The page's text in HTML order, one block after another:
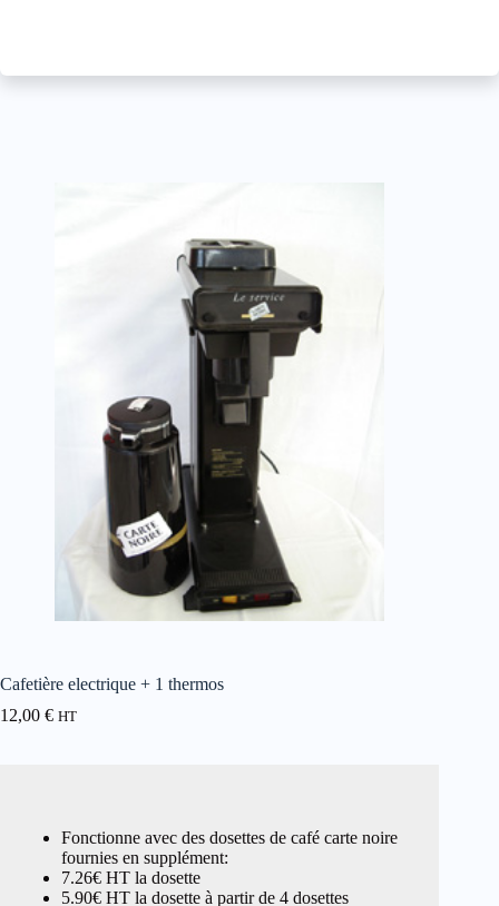
Cafetière electrique + 1 thermos
12,00 € HT
Fonctionne avec des dosettes de café carte noire
fournies en supplément:
7.26€ HT la dosette
5.90€ HT la dosette à partir de 4 dosettes